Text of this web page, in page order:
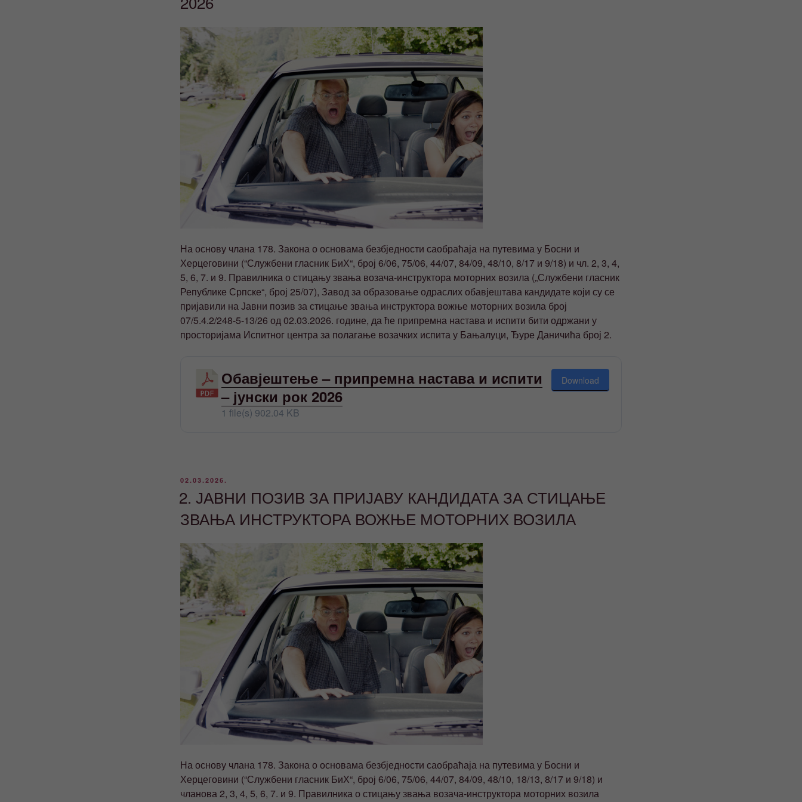
На основу члана 178. Закона о основама безбједности саобраћаја на путевима у Босни и
Херцеговини (“Службени гласник БиХ“, број 6/06, 75/06, 44/07, 84/09, 48/10, 8/17 и 9/18) и чл. 2, 3, 4,
5, 6, 7. и 9. Правилника о стицању звања возача-инструктора моторних возила („Службени гласник
Републике Српске“, број 25/07), Завод за образовање одраслих обавјештава кандидате који су се
пријавили на Јавни позив за стицање звања инструктора вожње моторних возила број
07/5.4.2/248-5-13/26 од 02.03.2026. године, да ће припремна настава и испити бити одржани у
просторијама Испитног центра за полагање возачких испита у Бањалуци, Ђуре Даничића број 2.
Обавјештење – припремна настава и испити
– јунски рок 2026
1 file(s) 902.04 KB
Download
ОБЈАВЉЕНО
02.03.2026.
2. ЈАВНИ ПОЗИВ ЗА ПРИЈАВУ КАНДИДАТА ЗА СТИЦАЊЕ
ЗВАЊА ИНСТРУКТОРА ВОЖЊЕ МОТОРНИХ ВОЗИЛА
На основу члана 178. Закона о основама безбједности саобраћаја на путевима у Босни и
Херцеговини (“Службени гласник БиХ“, број 6/06, 75/06, 44/07, 84/09, 48/10, 18/13, 8/17 и 9/18) и
чланова 2, 3, 4, 5, 6, 7. и 9. Правилника о стицању звања возача-инструктора моторних возила